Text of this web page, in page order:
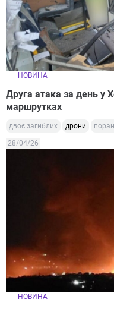
НОВИНА
Друга атака за день у
маршрутках
двоє загиблих дрони
28/04/26
НОВИНА